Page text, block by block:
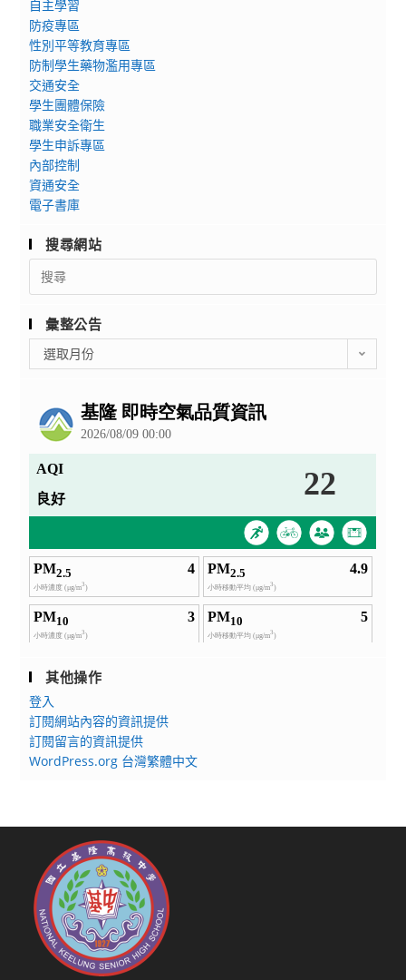
自主學習
防疫專區
性別平等教育專區
防制學生藥物濫用專區
交通安全
學生團體保險
職業安全衛生
學生申訴專區
內部控制
資通安全
電子書庫
搜尋網站
Search
for:
彙整公告
整
選取月份
其他操作
登入
訂閱網站內容的資訊提供
訂閱留言的資訊提供
WordPress.org 台灣繁體中文